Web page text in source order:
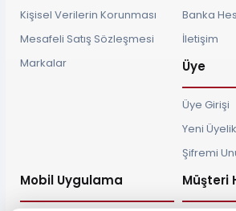
Kişisel Verilerin Korunması
Mesafeli Satış Sözleşmesi
Markalar
Banka
İletişim
Üye
Üye Girişi
Yeni Üyelik
Şifremi
Mobil Uygulama Müşteri